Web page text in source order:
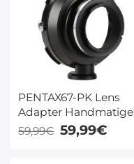
PENTAX67-PK Lens
Adapter Handmatige
Focus Compatibele
Pentax 67 Lenzen voor
59,99€ 59,99€